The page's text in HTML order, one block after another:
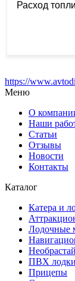
https://
Меню
О
Наши
Статьи
Отзывы
Новости
Контакты
Каталог
Катера и
Лодочные
ПВХ лодки
Прицепы